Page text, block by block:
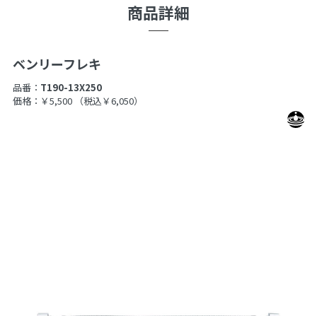
商品詳細
ベンリーフレキ
品番： T190-13X250
価格：￥5,500
（税込￥6,050）